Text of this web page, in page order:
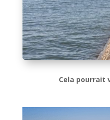
Cela pourrait